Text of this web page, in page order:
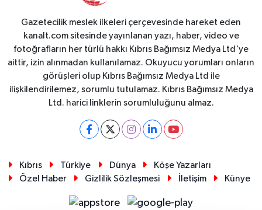
Gazetecilik meslek ilkeleri çerçevesinde hareket eden
kanalt.com sitesinde yayınlanan yazı, haber, video ve
fotoğrafların her türlü hakkı Kıbrıs Bağımsız Medya Ltd'ye
aittir, izin alınmadan kullanılamaz. Okuyucu yorumları onların
görüşleri olup Kıbrıs Bağımsız Medya Ltd ile
ilişkilendirilemez, sorumlu tutulamaz. Kıbrıs Bağımsız Medya
Ltd. harici linklerin sorumluluğunu almaz.
Kıbrıs Türkiye Dünya
Köşe Yazarları
Özel Haber
Gizlilik Sözleşmesi İletişim Künye